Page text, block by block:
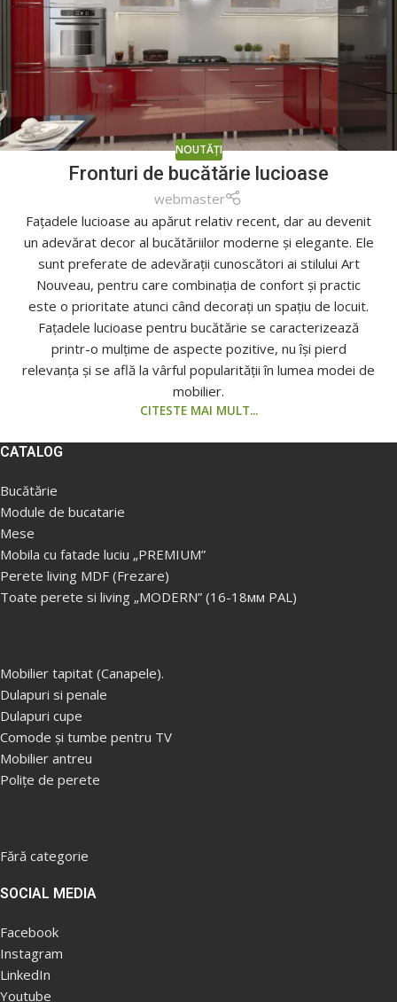
NOUTĂȚI
Fronturi de bucătărie lucioase
webmaster
Fațadele lucioase au apărut relativ recent, dar au devenit
un adevărat decor al bucătăriilor moderne și elegante. Ele
sunt preferate de adevărații cunoscători ai stilului Art
Nouveau, pentru care combinația de confort și practic
este o prioritate atunci când decorați un spațiu de locuit.
Fațadele lucioase pentru bucătărie se caracterizează
printr-o mulțime de aspecte pozitive, nu își pierd
relevanța și se află la vârful popularității în lumea modei de
mobilier.
CITESTE MAI MULT...
CATALOG
Bucătărie
Module de bucatarie
Mese
Mobila cu fatade luciu „PREMIUM”
Perete living MDF (Frezare)
Toate perete si living „MODERN” (16-18мм PAL)
Mobilier tapitat (Canapele).
Dulapuri si penale
Dulapuri cupe
Comode și tumbe pentru TV
Mobilier antreu
Polițe de perete
Fără categorie
SOCIAL MEDIA
Facebook
Instagram
LinkedIn
Youtube